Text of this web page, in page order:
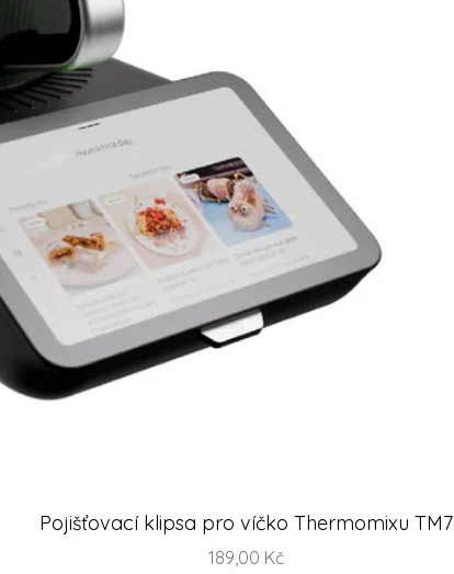
Rychlý náhled
Pojišťovací klipsa pro víčko Thermomixu TM7
Cena
189,00 Kč